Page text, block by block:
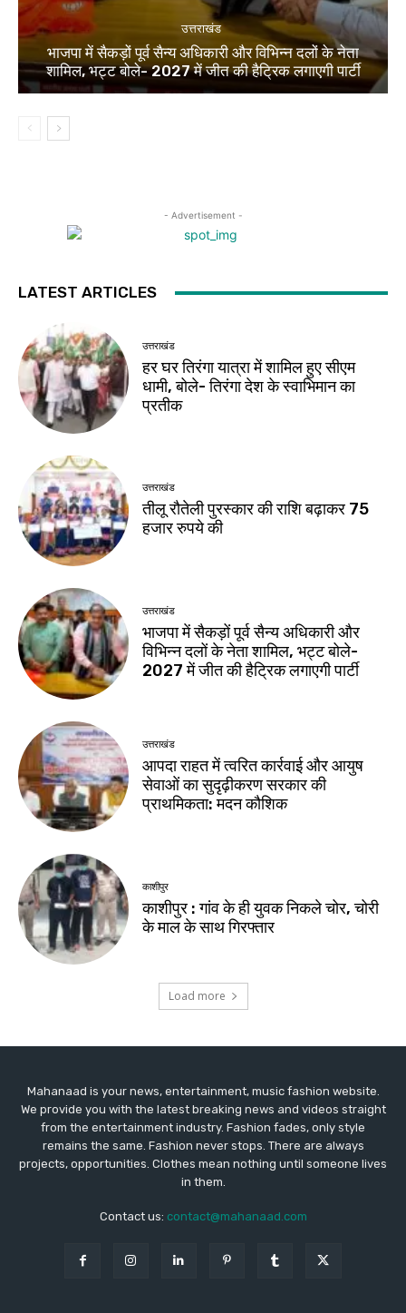
Mahanaad is your news, entertainment, music fashion website.
We provide you with the latest breaking news and videos straight
from the entertainment industry. Fashion fades, only style
remains the same. Fashion never stops. There are always
projects, opportunities. Clothes mean nothing until someone lives
in them.
Contact us: contact@mahanaad.com